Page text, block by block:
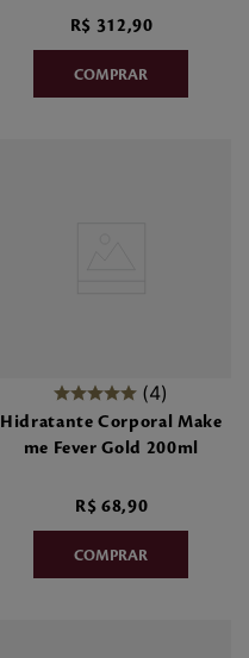
R$ 312,90
4
Hidratante Corporal Make
me Fever Gold 200ml
R$ 68,90